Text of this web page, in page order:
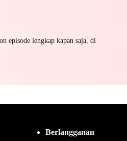
episode lengkap kapan saja, di
Berlangganan